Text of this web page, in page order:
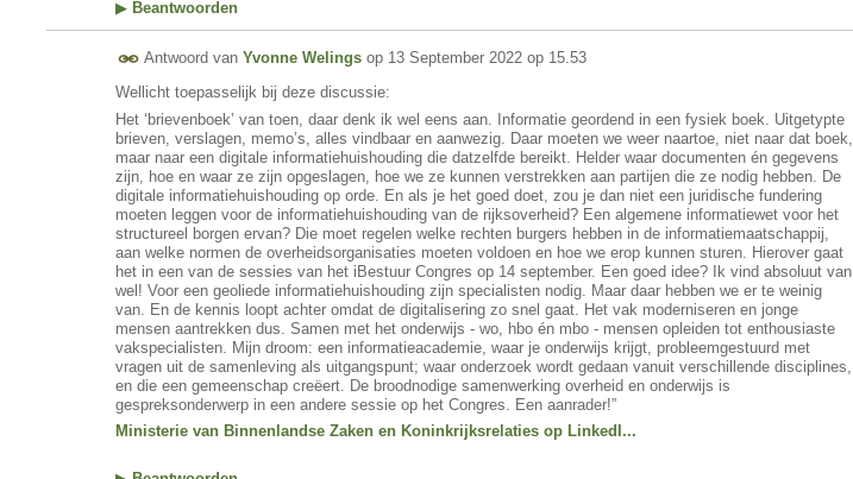
▶ Beantwoorden
Antwoord van Yvonne Welings op 13 September 2022 op 15.53
Wellicht toepasselijk bij deze discussie:
Het ‘brievenboek’ van toen, daar denk ik wel eens aan. Informatie geordend in een fysiek boek. Uitgetypte
brieven, verslagen, memo’s, alles vindbaar en aanwezig. Daar moeten we weer naartoe, niet naar dat boek,
maar naar een digitale informatiehuishouding die datzelfde bereikt. Helder waar documenten én gegevens
zijn, hoe en waar ze zijn opgeslagen, hoe we ze kunnen verstrekken aan partijen die ze nodig hebben. De
digitale informatiehuishouding op orde. En als je het goed doet, zou je dan niet een juridische fundering
moeten leggen voor de informatiehuishouding van de rijksoverheid? Een algemene informatiewet voor het
structureel borgen ervan? Die moet regelen welke rechten burgers hebben in de informatiemaatschappij,
aan welke normen de overheidsorganisaties moeten voldoen en hoe we erop kunnen sturen. Hierover gaat
het in een van de sessies van het iBestuur Congres op 14 september. Een goed idee? Ik vind absoluut van
wel! Voor een geoliede informatiehuishouding zijn specialisten nodig. Maar daar hebben we er te weinig
van. En de kennis loopt achter omdat de digitalisering zo snel gaat. Het vak moderniseren en jonge
mensen aantrekken dus. Samen met het onderwijs - wo, hbo én mbo - mensen opleiden tot enthousiaste
vakspecialisten. Mijn droom: een informatieacademie, waar je onderwijs krijgt, probleemgestuurd met
vragen uit de samenleving als uitgangspunt; waar onderzoek wordt gedaan vanuit verschillende disciplines,
en die een gemeenschap creëert. De broodnodige samenwerking overheid en onderwijs is
gespreksonderwerp in een andere sessie op het Congres. Een aanrader!”
Ministerie van Binnenlandse Zaken en Koninkrijksrelaties op LinkedI...